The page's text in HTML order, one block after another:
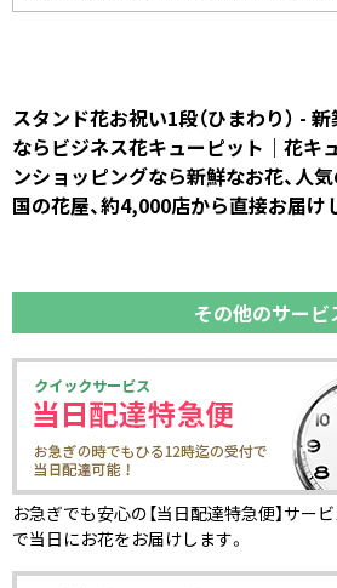
スタンド花お祝い1段（ひまわり） -
ならビジネス花キューピット｜花キ
ンショッピングなら新鮮なお花、人
国の花屋、約4,000店から直接お届け
その他のサービ
お急ぎでも安心の【当日配達特急便】サー
で当日にお花をお届けします。